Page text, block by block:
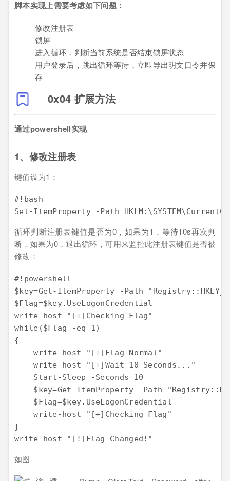
脚本实现上需要考虑如下问题：
修改注册表
锁屏
进入循环，判断当前系统是否结束锁屏状态
用户登录后，跳出循环等待，立即导出明文口令并保
存
0x04 扩展方法
通过powershell实现
1、修改注册表
键值设为1：
#!bash
循环判断注册表键值是否为0，如果为1，等待10s再次判
断，如果为0，退出循环，可用来监控此注册表键值是否被
修改：
#!powershell
$key=Get-ItemProperty -Path
$Flag=$key.UseLogonCredential
write-host "[+]Checking Flag"
while($Flag -eq 1)
{
    write-host "[+]Flag Normal"
    write-host "[+]Wait 10 Seconds..."
    Start-Sleep -Seconds 10
$key=Get-ItemProperty -Path
    $Flag=$key.UseLogonCredential
    write-host "[+]Checking Flag"
}
如图